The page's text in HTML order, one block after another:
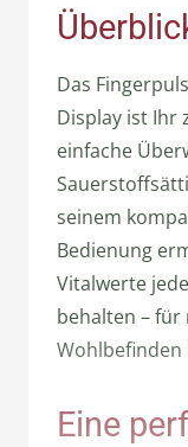
Das
Display ist Ihr
einfache
seinem
Bedienung
Vitalwerte
behalten –
Wohlbefinden
Eine